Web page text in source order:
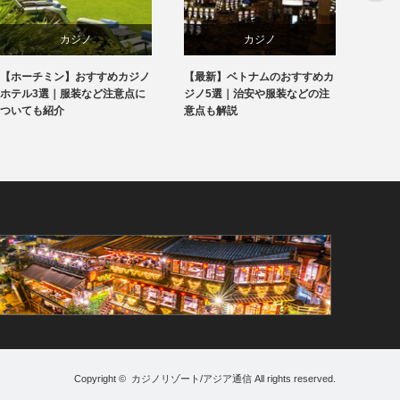
ム
すすめカジノ
ど注意点に
ベトナム
【最新】ベトナムのおすすめカ
ジノ5選｜治安や服装などの注
新着ニュース
海外レンタルWiFiのお
選！利用の流れも初心
Copyright © カジノリゾート/アジア通信 All rights reserved.